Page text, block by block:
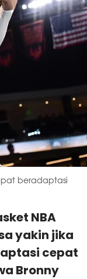
beradaptasi
NBA
yakin jika
cepat
Bronny